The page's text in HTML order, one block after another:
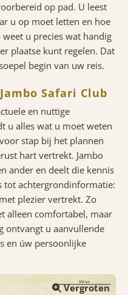
op pad. U leest
u op moet letten en hoe
u precies wat handig
plaatse kunt regelen. Dat
begin van uw reis.
Safari Club
en nuttige
u alles wat u moet weten
stap bij het plannen
hart vertrekt. Jambo
ander en deelt die kennis
tot achtergrondinformatie:
plezier vertrekt. Zo
alleen comfortabel, maar
ontvangt u aanvullende
en úw persoonlijke
Vergroten